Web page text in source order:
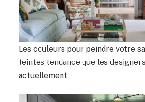
Les couleurs pour peindre votre
teintes tendance que les
actuellement